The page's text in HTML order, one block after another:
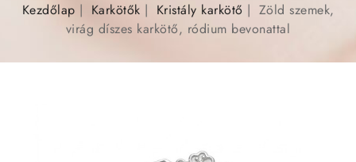
Kezdőlap Karkötők Kristály karkötő
Zöld szemek,
virág díszes karkötő, ródium bevonattal